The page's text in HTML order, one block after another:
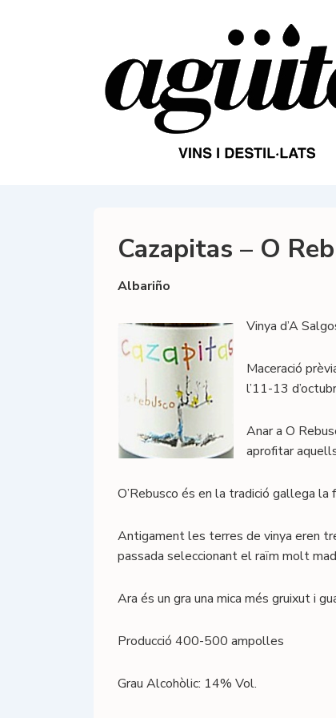
Cazapitas – O
Albariño
Vinya d’A
Maceració
l’11-13
Anar a O
aprofitar
O’Rebusco és en la tradició gallega
Antigament les terres de vinya eren
passada seleccionant el raïm molt
Ara és un gra una mica més gruixut i
Producció 400-500 ampolles
Grau Alcohòlic: 14% Vol.